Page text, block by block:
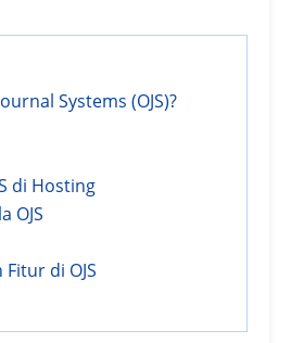
Systems (OJS)?
di Hosting
OJS
di OJS